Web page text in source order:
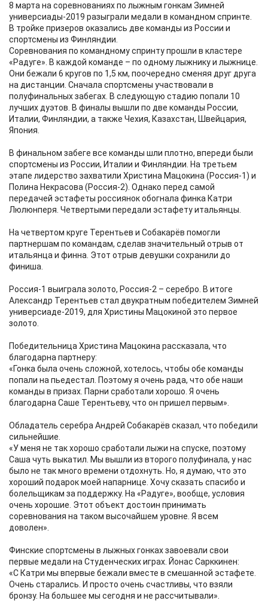
8 марта на соревнованиях по лыжным гонкам Зимней
универсиады-2019 разыграли медали в командном спринте.
В тройке призеров оказались две команды из России и
спортсмены из Финляндии.
Соревнования по командному спринту прошли в кластере
«Радуге». В каждой команде – по одному лыжнику и лыжнице.
Они бежали 6 кругов по 1,5 км, поочередно сменяя друг друга
на дистанции. Сначала спортсмены участвовали в
полуфинальных забегах. В следующую стадию попали 10
лучших дуэтов. В финалы вышли по две команды России,
Италии, Финляндии, а также Чехия, Казахстан, Швейцария,
Япония.
В финальном забеге все команды шли плотно, впереди были
спортсмены из России, Италии и Финляндии. На третьем
этапе лидерство захватили Христина Мацокина (Россия-1) и
Полина Некрасова (Россия-2). Однако перед самой
передачей эстафеты россиянок обогнала финка Катри
Люлюнперя. Четвертыми передали эстафету итальянцы.
На четвертом круге Терентьев и Собакарёв помогли
партнершам по командам, сделав значительный отрыв от
итальянца и финна. Этот отрыв девушки сохранили до
финиша.
Россия-1 выиграла золото, Россия-2 – серебро. В итоге
Александр Терентьев стал двукратным победителем Зимней
универсиаде-2019, для Христины Мацокиной это первое
золото.
Победительница Христина Мацокина рассказала, что
благодарна партнеру:
«Гонка была очень сложной, хотелось, чтобы обе команды
попали на пьедестал. Поэтому я очень рада, что обе наши
команды в призах. Парни сработали хорошо. Я очень
благодарна Саше Терентьеву, что он пришел первым».
Обладатель серебра Андрей Собакарёв сказал, что победили
сильнейшие.
«У меня не так хорошо сработали лыжи на спуске, поэтому
Саша чуть выкатил. Мы вышли из второго полуфинала, у нас
было не так много времени отдохнуть. Но, я думаю, что это
хороший подарок моей напарнице. Хочу сказать спасибо и
болельщикам за поддержку. На «Радуге», вообще, условия
очень хорошие. Этот объект достоин принимать
соревнования на таком высочайшем уровне. Я всем
доволен».
Финские спортсмены в лыжных гонках завоевали свои
первые медали на Студенческих играх. Йонас Сарккинен:
«С Катри мы впервые бежали вместе в смешанной эстафете.
Очень старались. И просто очень счастливы, что взяли
бронзу. На большее мы сегодня и не рассчитывали».